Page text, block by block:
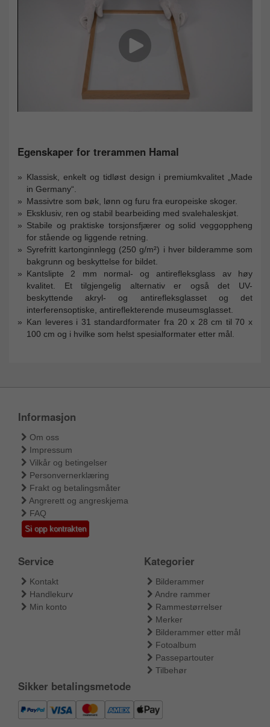
Egenskaper for trerammen Hamal
Klassisk, enkelt og tidløst design i premiumkvalitet „Made
in Germany“.
Massivtre som bøk, lønn og furu fra europeiske skoger.
Eksklusiv, ren og stabil bearbeiding med svalehaleskjøt.
Stabile og praktiske torsjonsfjærer og solid veggoppheng
for stående og liggende retning.
Syrefritt kartonginnlegg (250 g/m²) i hver bilderamme som
bakgrunn og beskyttelse for bildet.
Kantslipte 2 mm normal- og antirefleksglass av høy
kvalitet. Et tilgjengelig alternativ er også det UV-
beskyttende akryl- og antirefleksglasset og det
interferensoptiske, antireflekterende museumsglasset.
Kan leveres i 31 standardformater fra 20 x 28 cm til 70 x
100 cm og i hvilke som helst spesialformater etter mål.
Informasjon
Om oss
Impressum
Vilkår og betingelser
Personvernerklæring
Frakt og betalingsmåter
Angrerett og angreskjema
FAQ
Si opp kontrakten
Service
Kontakt
Handlekurv
Min konto
Kategorier
Bilderammer
Andre rammer
Rammestørrelser
Merker
Bilderammer etter mål
Fotoalbum
Passepartouter
Tilbehør
Sikker betalingsmetode